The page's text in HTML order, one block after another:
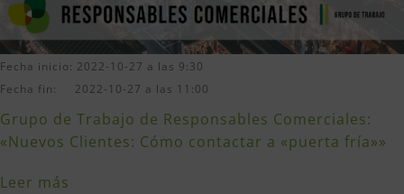
Fecha inicio: 2022-10-27 a las 9:30
Fecha fin: 2022-10-27 a las 11:00
Grupo de Trabajo de Responsables Comerciales:
«Nuevos Clientes: Cómo contactar a «puerta fría»»
Leer más